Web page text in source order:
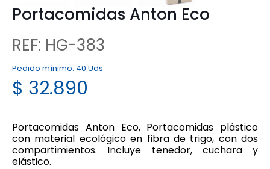
Portacomidas Anton Eco
REF: HG-383
Pedido mínimo: 40 Uds
$ 32.890
Portacomidas Anton Eco, Portacomidas plástico
con material ecológico en fibra de trigo, con dos
compartimientos. Incluye tenedor, cuchara y
elástico.